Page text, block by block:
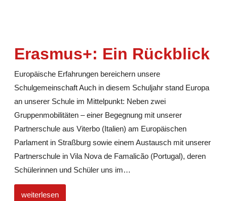
Erasmus+: Ein Rückblick
Europäische Erfahrungen bereichern unsere
Schulgemeinschaft Auch in diesem Schuljahr stand Europa
an unserer Schule im Mittelpunkt: Neben zwei
Gruppenmobilitäten – einer Begegnung mit unserer
Partnerschule aus Viterbo (Italien) am Europäischen
Parlament in Straßburg sowie einem Austausch mit unserer
Partnerschule in Vila Nova de Famalicão (Portugal), deren
Schülerinnen und Schüler uns im…
weiterlesen